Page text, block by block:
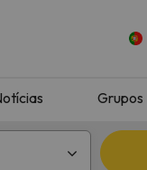
Grupos